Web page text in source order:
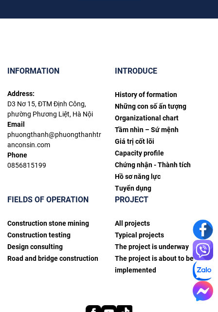
INFORMATION
Address:
D3 Nơ 15, ĐTM Định Công,
phường Phương Liệt, Hà Nội
Email
phuongthanh@phuongthanhtr
anconsin.com
Phone
0856815199
INTRODUCE
History of formation
Những con số ấn tượng
Organizational chart
Tầm nhìn – Sứ mệnh
Giá trị cốt lõi
Capacity profile
Chứng nhận - Thành tích
Hồ sơ năng lực
Tuyển dụng
FIELDS OF OPERATION
Construction stone mining
Construction testing
Design consulting
Road and bridge construction
PROJECT
All projects
Typical projects
The project is underway
The project is about to be
implemented